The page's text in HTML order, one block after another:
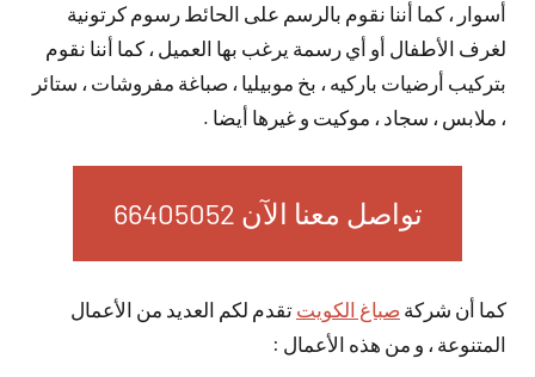
أسوار ، كما أننا نقوم بالرسم على الحائط رسوم كرتونية
لغرف الأطفال أو أي رسمة يرغب بها العميل ، كما أننا نقوم
بتركيب أرضيات باركيه ، بخ موبيليا ، صباغة مفروشات ، ستائر
، ملابس ، سجاد ، موكيت و غيرها أيضا .
تواصل معنا الآن 66405052
كما أن شركة صباغ الكويت تقدم لكم العديد من الأعمال
المتنوعة ، و من هذه الأعمال :